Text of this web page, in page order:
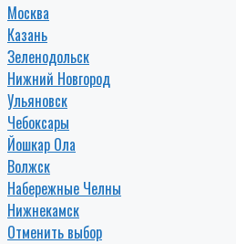
Москва
Казань
Зеленодольск
Нижний Новгород
Ульяновск
Чебоксары
Йошкар Ола
Волжск
Набережные Челны
Нижнекамск
Отменить выбор